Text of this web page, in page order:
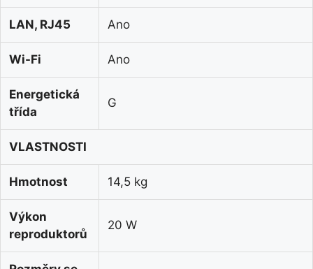
LAN, RJ45 Ano
Wi-Fi Ano
Energetická
třída
G
VLASTNOSTI
Hmotnost 14,5 kg
Výkon
reproduktorů
20 W